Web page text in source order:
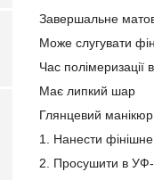
Завершальне
Може слугувати
Час
Має липкий шар
Глянцевий
1. Нанести фінішне
2. Просушити в УФ-